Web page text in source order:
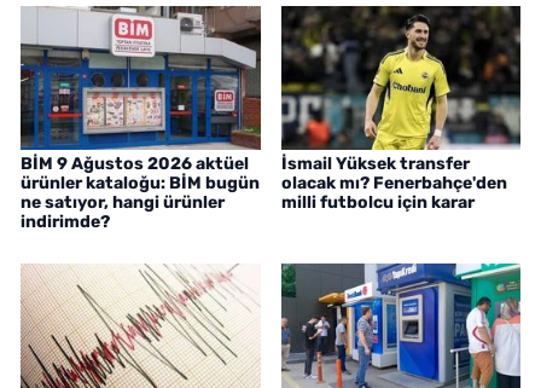
BİM 9 Ağustos 2026 aktüel
ürünler kataloğu: BİM bugün
ne satıyor, hangi ürünler
indirimde?
İsmail Yüksek transfer
olacak mı? Fenerbahçe'den
milli futbolcu için karar